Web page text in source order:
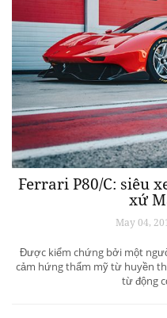
Ferrari P80/C: siêu
xứ
May 04,
Được kiểm chứng bởi một
cảm hứng thẩm mỹ từ huyền
từ động